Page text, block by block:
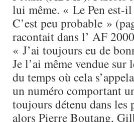
lui même. « Le Pen est-
C’est peu probable »
racontait dans l’ AF
« J’ai toujours eu de
Je l’ai même vendue
du temps où cela
un numéro comportant
toujours détenu dans les
alors Pierre Boutang,